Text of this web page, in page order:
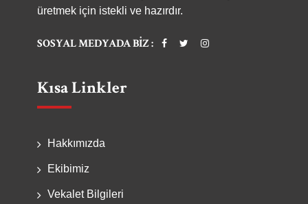
üretmek için istekli ve hazırdır.
SOSYAL MEDYADA BIZ :
Kısa Linkler
Hakkımızda
Ekibimiz
Vekalet Bilgileri